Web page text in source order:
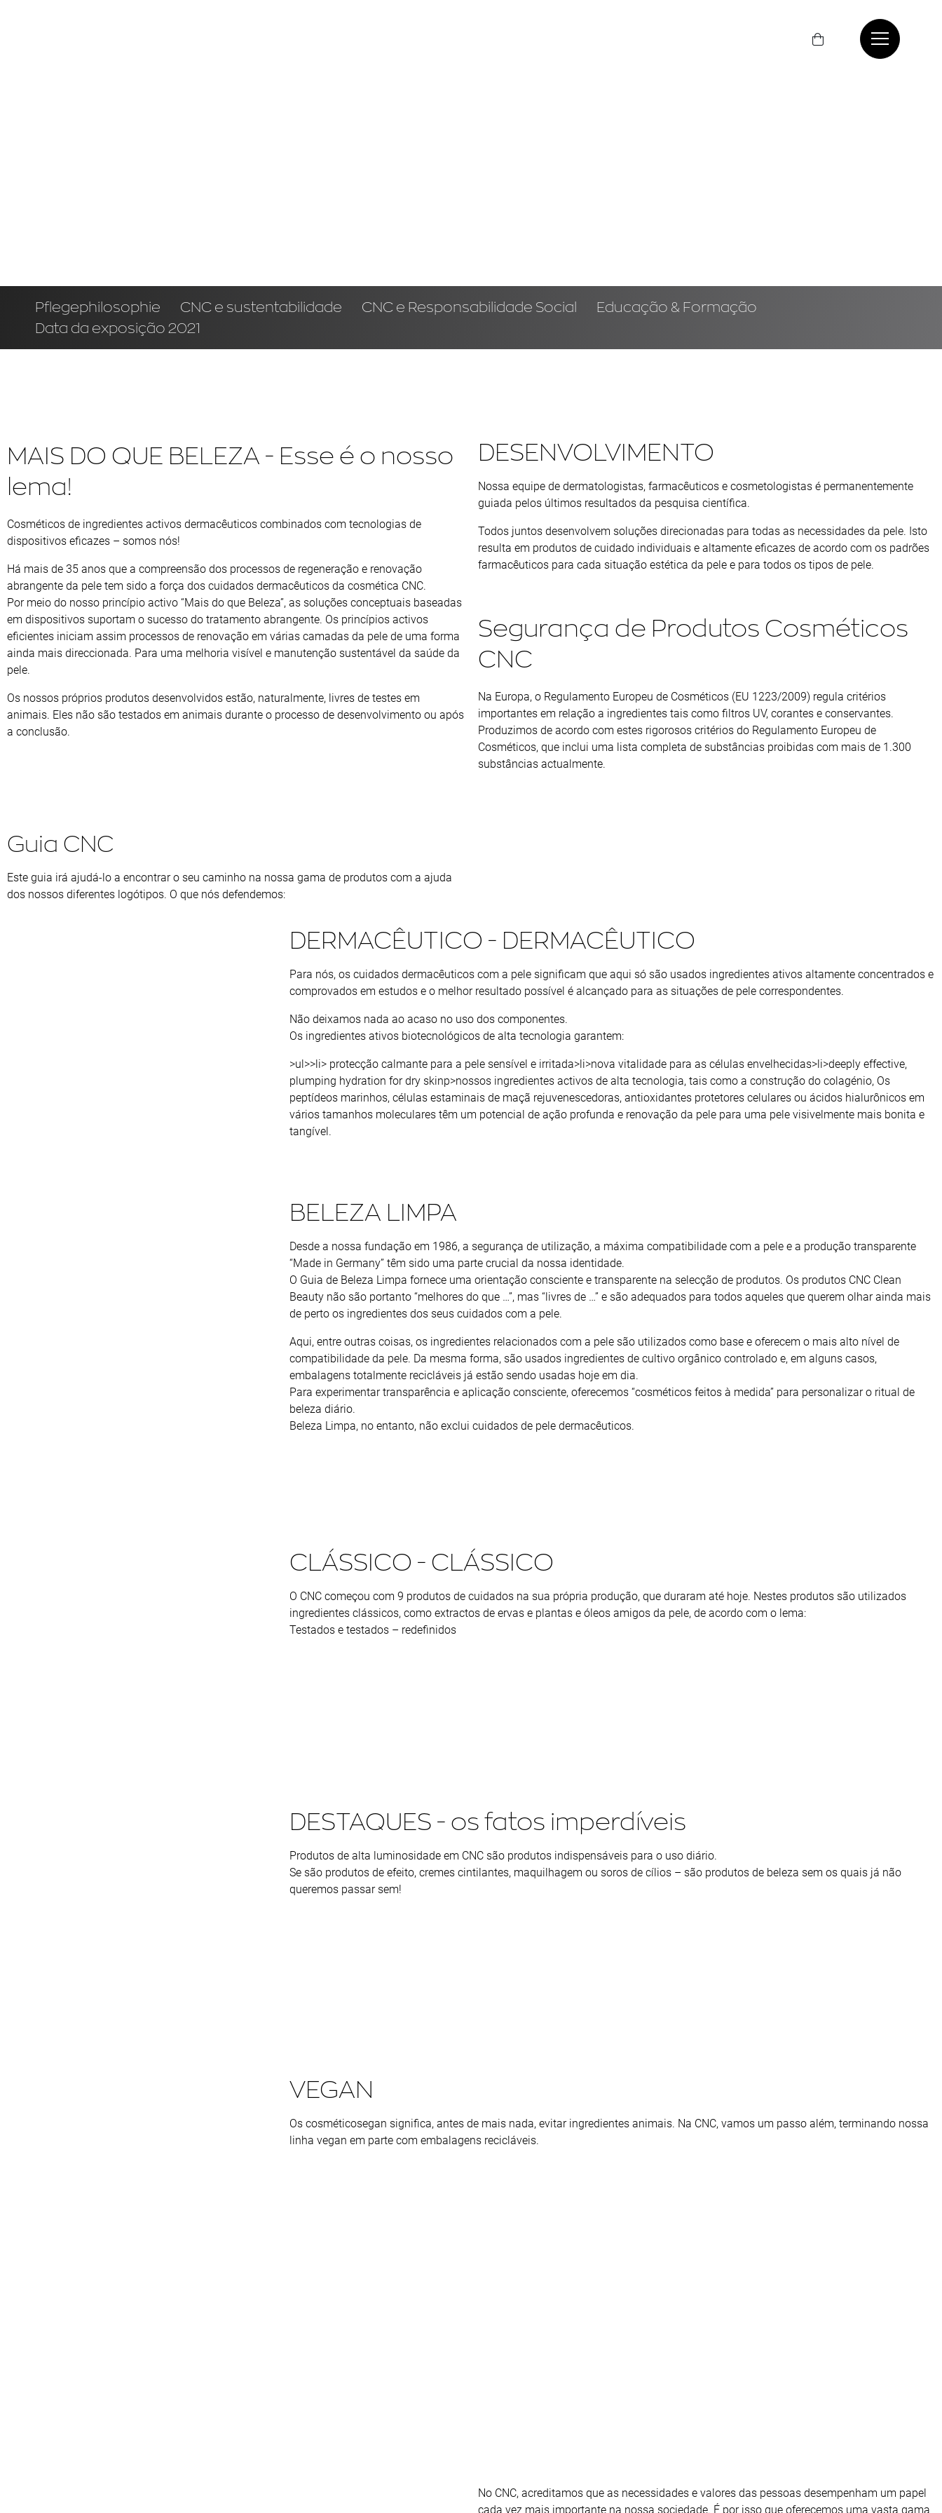
Pflegephilosophie CNC e sustentabilidade CNC e Responsabilidade Social
Educação & Formação
Data da exposição 2021
MAIS DO QUE BELEZA - Esse é o nosso
lema!
Cosméticos de ingredientes activos dermacêuticos combinados com tecnologias de
dispositivos eficazes – somos nós!
Há mais de 35 anos que a compreensão dos processos de regeneração e renovação
abrangente da pele tem sido a força dos cuidados dermacêuticos da cosmética CNC.
Por meio do nosso princípio activo “Mais do que Beleza”, as soluções conceptuais baseadas
em dispositivos suportam o sucesso do tratamento abrangente. Os princípios activos
eficientes iniciam assim processos de renovação em várias camadas da pele de uma forma
ainda mais direccionada. Para uma melhoria visível e manutenção sustentável da saúde da
pele.
Os nossos próprios produtos desenvolvidos estão, naturalmente, livres de testes em
animais. Eles não são testados em animais durante o processo de desenvolvimento ou após
a conclusão.
DESENVOLVIMENTO
Nossa equipe de dermatologistas, farmacêuticos e cosmetologistas é permanentemente
guiada pelos últimos resultados da pesquisa científica.
Todos juntos desenvolvem soluções direcionadas para todas as necessidades da pele. Isto
resulta em produtos de cuidado individuais e altamente eficazes de acordo com os padrões
farmacêuticos para cada situação estética da pele e para todos os tipos de pele.
Segurança de Produtos Cosméticos
CNC
Na Europa, o Regulamento Europeu de Cosméticos (EU 1223/2009) regula critérios
importantes em relação a ingredientes tais como filtros UV, corantes e conservantes.
Produzimos de acordo com estes rigorosos critérios do Regulamento Europeu de
Cosméticos, que inclui uma lista completa de substâncias proibidas com mais de 1.300
substâncias actualmente.
Guia CNC
Este guia irá ajudá-lo a encontrar o seu caminho na nossa gama de produtos com a ajuda
dos nossos diferentes logótipos. O que nós defendemos:
DERMACÊUTICO - DERMACÊUTICO
Para nós, os cuidados dermacêuticos com a pele significam que aqui só são usados ingredientes ativos altamente concentrados e
comprovados em estudos e o melhor resultado possível é alcançado para as situações de pele correspondentes.
Não deixamos nada ao acaso no uso dos componentes.
Os ingredientes ativos biotecnológicos de alta tecnologia garantem:
>ul>>li> protecção calmante para a pele sensível e irritada>li>nova vitalidade para as células envelhecidas>li>deeply effective,
plumping hydration for dry skinp>nossos ingredientes activos de alta tecnologia, tais como a construção do colagénio, Os
peptídeos marinhos, células estaminais de maçã rejuvenescedoras, antioxidantes protetores celulares ou ácidos hialurônicos em
vários tamanhos moleculares têm um potencial de ação profunda e renovação da pele para uma pele visivelmente mais bonita e
tangível.
BELEZA LIMPA
Desde a nossa fundação em 1986, a segurança de utilização, a máxima compatibilidade com a pele e a produção transparente
“Made in Germany” têm sido uma parte crucial da nossa identidade.
O Guia de Beleza Limpa fornece uma orientação consciente e transparente na selecção de produtos. Os produtos CNC Clean
Beauty não são portanto “melhores do que …”, mas “livres de …” e são adequados para todos aqueles que querem olhar ainda mais
de perto os ingredientes dos seus cuidados com a pele.
Aqui, entre outras coisas, os ingredientes relacionados com a pele são utilizados como base e oferecem o mais alto nível de
compatibilidade da pele. Da mesma forma, são usados ingredientes de cultivo orgânico controlado e, em alguns casos,
embalagens totalmente recicláveis já estão sendo usadas hoje em dia.
Para experimentar transparência e aplicação consciente, oferecemos “cosméticos feitos à medida” para personalizar o ritual de
beleza diário.
Beleza Limpa, no entanto, não exclui cuidados de pele dermacêuticos.
CLÁSSICO - CLÁSSICO
O CNC começou com 9 produtos de cuidados na sua própria produção, que duraram até hoje. Nestes produtos são utilizados
ingredientes clássicos, como extractos de ervas e plantas e óleos amigos da pele, de acordo com o lema:
Testados e testados – redefinidos
DESTAQUES - os fatos imperdíveis
Produtos de alta luminosidade em CNC são produtos indispensáveis para o uso diário.
Se são produtos de efeito, cremes cintilantes, maquilhagem ou soros de cílios – são produtos de beleza sem os quais já não
queremos passar sem!
VEGAN
Os cosméticosegan significa, antes de mais nada, evitar ingredientes animais. Na CNC, vamos um passo além, terminando nossa
linha vegan em parte com embalagens recicláveis.
No CNC, acreditamos que as necessidades e valores das pessoas desempenham um papel
cada vez mais importante na nossa sociedade. É por isso que oferecemos uma vasta gama